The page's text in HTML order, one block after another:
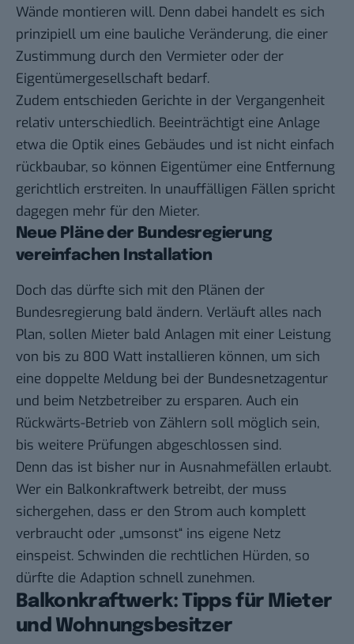
Wände montieren will. Denn dabei handelt es sich
prinzipiell um eine bauliche Veränderung, die einer
Zustimmung durch den Vermieter oder der
Eigentümergesellschaft bedarf.
Zudem entschieden Gerichte in der Vergangenheit
relativ unterschiedlich. Beeinträchtigt eine Anlage
etwa die Optik eines Gebäudes und ist nicht einfach
rückbaubar, so können Eigentümer eine Entfernung
gerichtlich erstreiten. In unauffälligen Fällen spricht
dagegen mehr für den Mieter.
Neue Pläne der Bundesregierung
vereinfachen Installation
Doch das dürfte sich mit den Plänen der
Bundesregierung bald ändern. Verläuft alles nach
Plan, sollen Mieter bald Anlagen mit einer Leistung
von bis zu 800 Watt installieren können, um sich
eine doppelte Meldung bei der Bundesnetzagentur
und beim Netzbetreiber zu ersparen. Auch ein
Rückwärts-Betrieb von Zählern soll möglich sein,
bis weitere Prüfungen abgeschlossen sind.
Denn das ist bisher nur in Ausnahmefällen erlaubt.
Wer ein Balkonkraftwerk betreibt, der muss
sichergehen, dass er den Strom auch komplett
verbraucht oder „umsonst“ ins eigene Netz
einspeist. Schwinden die rechtlichen Hürden, so
dürfte die Adaption schnell zunehmen.
Balkonkraftwerk: Tipps für Mieter
und Wohnungsbesitzer